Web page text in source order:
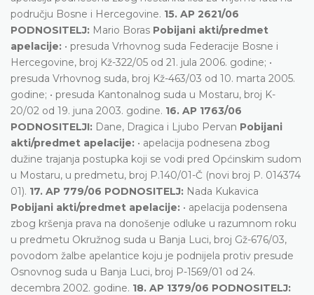
području Bosne i Hercegovine. 15. AP 2621/06
PODNOSITELJ: Mario Boras Pobijani akti/predmet
apelacije: • presuda Vrhovnog suda Federacije Bosne i
Hercegovine, broj Kž-322/05 od 21. jula 2006. godine; •
presuda Vrhovnog suda, broj Kž-463/03 od 10. marta 2005.
godine; • presuda Kantonalnog suda u Mostaru, broj K-
20/02 od 19. juna 2003. godine. 16. AP 1763/06
PODNOSITELJI: Dane, Dragica i Ljubo Pervan Pobijani
akti/predmet apelacije: • apelacija podnesena zbog
dužine trajanja postupka koji se vodi pred Općinskim sudom
u Mostaru, u predmetu, broj P.140/01-Č (novi broj P. 014374
01). 17. AP 779/06 PODNOSITELJ: Nada Kukavica
Pobijani akti/predmet apelacije: • apelacija podensena
zbog kršenja prava na donošenje odluke u razumnom roku
u predmetu Okružnog suda u Banja Luci, broj Gž-676/03,
povodom žalbe apelantice koju je podnijela protiv presude
Osnovnog suda u Banja Luci, broj P-1569/01 od 24.
decembra 2002. godine. 18. AP 1379/06 PODNOSITELJ: